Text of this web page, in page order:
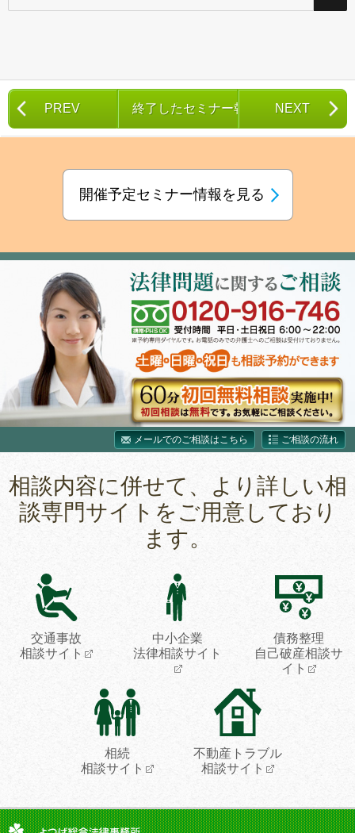
PREV 終了したセミナー報告一覧NEXT
開催予定セミナー情報を見る
メールでのご相談はこちら ご相談の流れ
相談内容に併せて、より詳しい相
談専門サイトをご用意しており
ます。
交通事故
相談サイト
中小企業
法律相談サイト
債務整理
自己破産相談サ
イト
相続
相談サイト
不動産トラブル
相談サイト